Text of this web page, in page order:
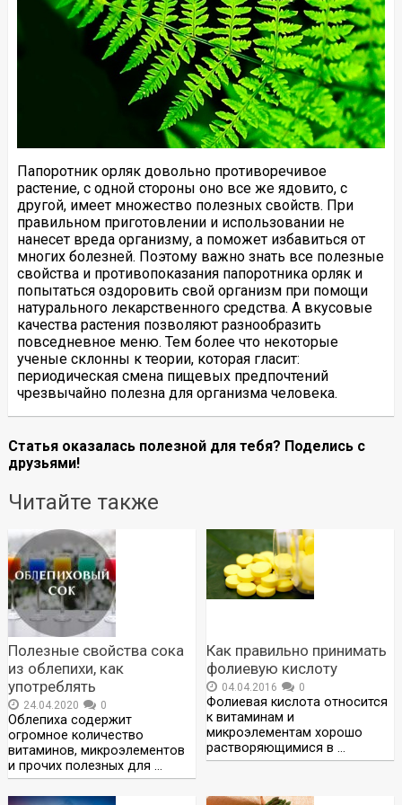
Папоротник орляк довольно противоречивое
растение, с одной стороны оно все же ядовито, с
другой, имеет множество полезных свойств. При
правильном приготовлении и использовании не
нанесет вреда организму, а поможет избавиться от
многих болезней. Поэтому важно знать все полезные
свойства и противопоказания папоротника орляк и
попытаться оздоровить свой организм при помощи
натурального лекарственного средства. А вкусовые
качества растения позволяют разнообразить
повседневное меню. Тем более что некоторые
ученые склонны к теории, которая гласит:
периодическая смена пищевых предпочтений
чрезвычайно полезна для организма человека.
Статья оказалась полезной для тебя? Поделись с
друзьями!
Читайте также
Полезные свойства сока
из облепихи, как
употреблять
24.04.2020 0
Облепиха содержит
огромное количество
витаминов, микроэлементов
и прочих полезных для …
Как правильно принимать
фолиевую кислоту
04.04.2016 0
Фолиевая кислота относится
к витаминам и
микроэлементам хорошо
растворяющимися в …